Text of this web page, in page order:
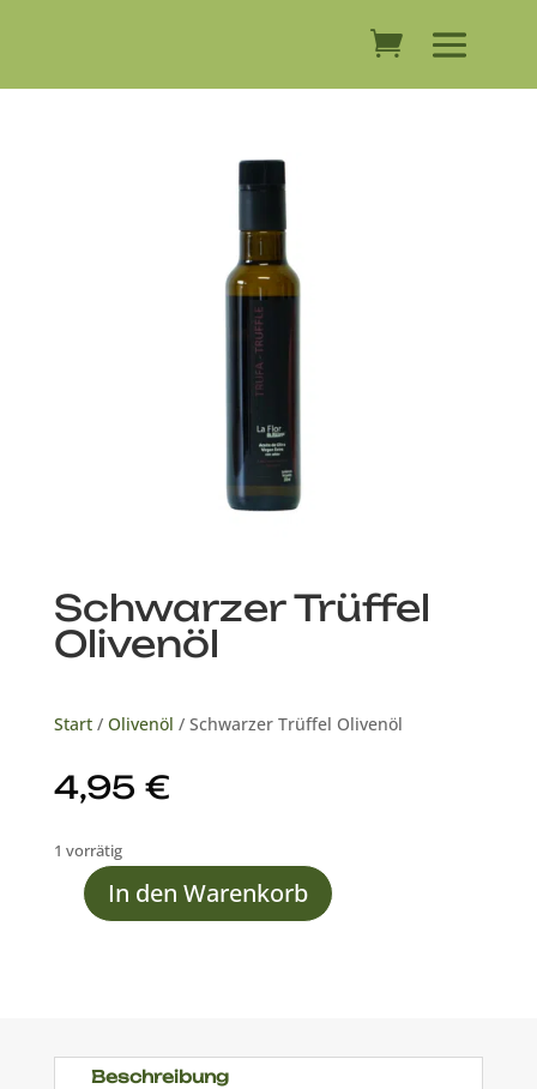
Schwarzer Trüffel
Olivenöl
Start/ Olivenöl / Schwarzer Trüffel Olivenöl
4,95 €
1 vorrätig
SchwarzerIn den Warenkorb
Beschreibung